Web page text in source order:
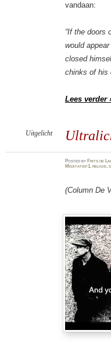
vandaan:
“If the doors
would
closed
chinks of his
Lees verder
Uitgelicht
Postedby Frits de
Meditatief1,religie,
(Column De